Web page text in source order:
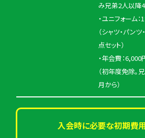
み兄弟2人以降
・ユニフォーム
（シャツ・パン
点セット）
・年会費：6,000
（初年度免除。
月から）
入会時に必要な初期費